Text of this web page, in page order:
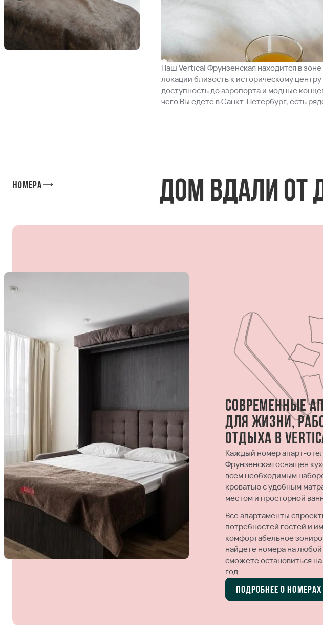
Наш Vertical Фрунзенская находится в
локации близость к историческому
доступность до аэропорта и модные
чего Вы едете в Санкт-Петербург, есть
Номера Дом вдали от
Современные
для жизни,
отдыха в
Каждый номер апарт-
Фрунзенская оснащен
всем необходимым
кроватью с удобным
местом и просторной
Все апартаменты
потребностей гостей и
комфортабельное
найдете номера на любой
сможете остановиться
год.
Подробнее о номерах